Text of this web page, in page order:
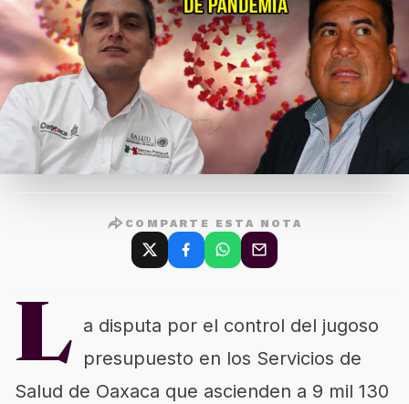
COMPARTE ESTA NOTA
L a disputa por el control del jugoso
presupuesto en los Servicios de
Salud de Oaxaca que ascienden a 9 mil 130